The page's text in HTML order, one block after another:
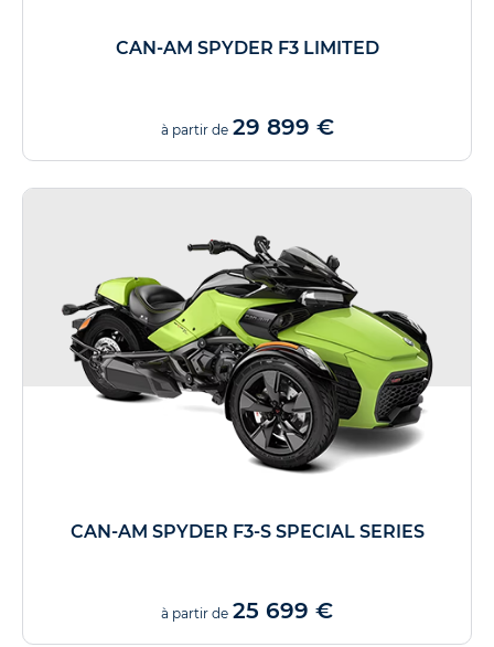
CAN-AM SPYDER F3 LIMITED
à partir de 29 899 €
CAN-AM SPYDER F3-S SPECIAL SERIES
à partir de 25 699 €